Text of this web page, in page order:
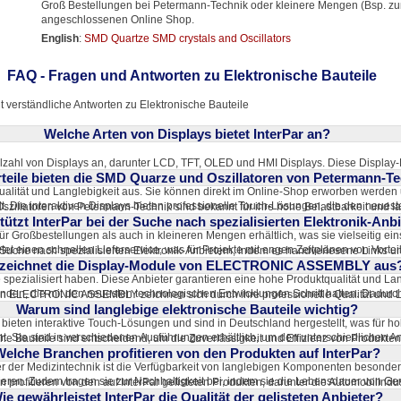
Groß Bestellungen bei Petermann-Technik oder kleinere Mengen (Bsp.
angeschlossenen Online Shop.
English: SMD Quartze SMD crystals and Oscillators
FAQ - Fragen und Antworten zu Elektronische Bauteile
verständliche Antworten zu Elektronische Bauteile
Welche Arten von Displays bietet InterPar an?
von Displays an, darunter LCD, TFT, OLED und HMI Displays. Diese
in der Automobilindustrie, der Industrie und der Medizintechnik konzipiert. Die
und Langlebigkeit aus. Sie können direkt im Online-Shop erworben werden
Die interaktiven Displays bieten professionelle Touch-Lösungen, die den
bieten die SMD Quarze und Oszillatoren von Petermann-
von Petermann-Technik sind bekannt für ihre hohe Belastbarkeit und
Bauvorhaben geeignet und entsprechen allen modernen Normen und
Großbestellungen als auch in kleineren Mengen erhältlich, was sie vielseitig
einen schnellen Lieferservice, was für Projekte mit engen Zeitplänen von
zudem eine zuverlässige Leistung.
InterPar bei der Suche nach spezialisierten Elektronik-
nach spezialisierten Elektronik-Anbietern, indem es handverlesene Links
listet Unternehmen und Anbieter aus verschiedenen Branchen, die sich auf
haben. Diese Anbieter garantieren eine hohe Produktqualität und
die mit den neuesten technologischen Entwicklungen Schritt halten.
dass sie mit den besten verfügbaren Produkten arbeiten.
die Display-Module von ELECTRONIC ASSEMBLY
ELECTRONIC ASSEMBLY zeichnen sich durch ihre professionelle Qualität und
Einsatz in anspruchsvollen Umgebungen wie der Automobilindustrie und der
interaktive Touch-Lösungen und sind in Deutschland hergestellt, was für
Sie sind in verschiedenen Ausführungen erhältlich, um den unterschiedlichen
Kauf ist bequem über den Online-Shop möglich.
Warum sind langlebige elektronische Bauteile wichtig?
Bauteile sind entscheidend, um die Zuverlässigkeit und Effizienz von
häufiger Ersatzteile und Wartungen, was langfristig Kosten spart. In
der Medizintechnik ist die Verfügbarkeit von langlebigen Komponenten
Zudem tragen sie zur Nachhaltigkeit bei, indem sie die Lebensdauer von
die solche langlebigen Bauteile anbieten.
Branchen profitieren von den Produkten auf InterPar?
profitieren von den auf InterPar gelisteten Produkten, darunter die
Diese Branchen benötigen hochwertige und langlebige elektronische Bauteile,
gewährleistet InterPar die Qualität der gelisteten Anbieter?